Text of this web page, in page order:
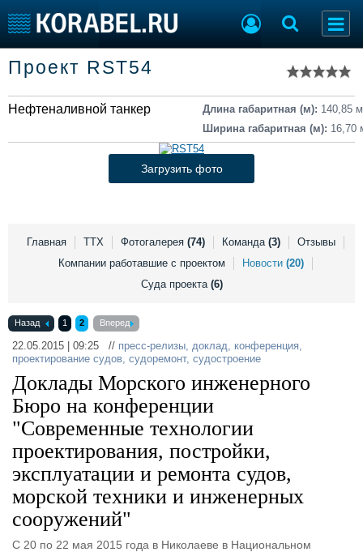
Тип судна
Добавить судно
Добавить проект
Последние 100
Судостроение
Работа
Крюинг
Торговая площадка
Доска объявлений
Продажа флота
Материалы
Услуги
Конференции
Личности
Словарь
Флот
Форум
Отзывы
Все службы
Проект RST54
Нефтеналивной танкер Длина габаритная (м): 140,85 м
Ширина габаритная (м): 16,70
Загрузить фото
Главная ТТХ Фотогалерея (74) Команда (3)
Отзывы
Компании работавшие с проектом
Новости (20)
Суда проекта (6)
Назад 1 2 Вперед
22.05.2015 | 09:25 // пресс-релизы, доклад, конференция,
проектирование судов, судоремонт, судостроение
Доклады Морского инженерного
Бюро на конференции
"Современные технологии
проектирования, постройки,
эксплуатации и ремонта судов,
морской техники и инженерных
сооружений"
С 20 по 22 мая 2015 года в Николаеве в Национальном